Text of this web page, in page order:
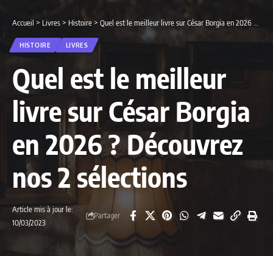
Accueil > Livres> Histoire> Quel est le meilleur livre sur César Borgia en 2026 ? Découvrez nos 2 sélections
HISTOIRE LIVRES
Quel est le meilleur
livre sur César Borgia
en 2026 ? Découvrez
nos 2 sélections
Article mis à jour le:
10/03/2023
Partager